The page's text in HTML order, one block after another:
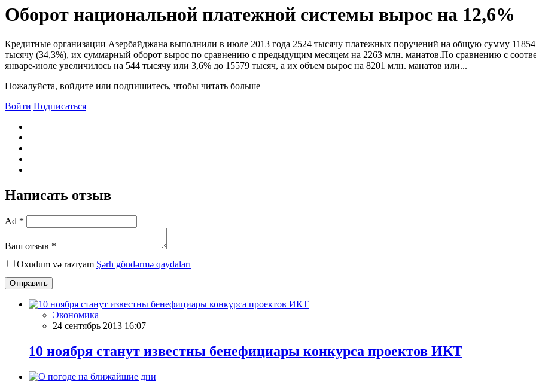
Оборот национальной платежной системы вырос на 12,6%
Кредитные организации Азербайджана выполнили в июле 2013 года 2524 тысячу платежных поручений на общую сумму
тысячу (34,3%), их суммарный оборот вырос по сравнению с предыдущим месяцем на 2263 млн. манатов.По сравнению с
январе-июле увеличилось на 544 тысячу или 3,6% до 15579 тысяч, а их объем вырос на 8201 млн. манатов или...
Пожалуйста, войдите или подпишитесь, чтобы читать больше
Войти Подписаться
Написать отзыв
Ad *
Ваш отзыв *
Oxudum və razıyam Şərh göndərmə qaydaları
Отправить
Экономика
24 сентябрь 2013 16:07
10 ноября станут известны бенефициары конкурса проектов ИКТ